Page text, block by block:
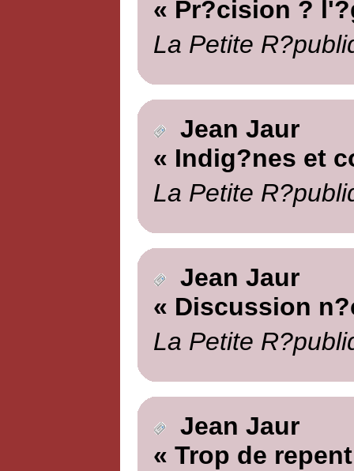
« Pr?cision ?
La Petite
Jean Jaur
« Indig?nes et
La Petite
Jean Jaur
« Discussion
La Petite
Jean Jaur
« Trop de